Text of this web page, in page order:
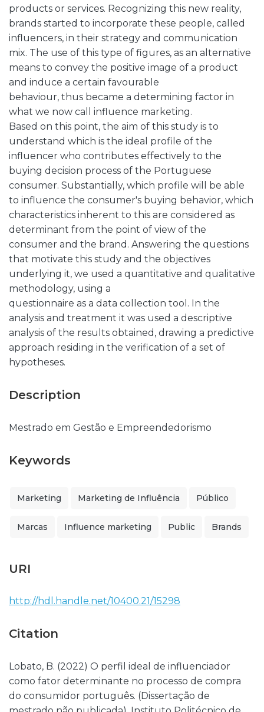
products or services. Recognizing this new reality,
brands started to incorporate these people, called
influencers, in their strategy and communication
mix. The use of this type of figures, as an alternative
means to convey the positive image of a product
and induce a certain favourable
behaviour, thus became a determining factor in
what we now call influence marketing.
Based on this point, the aim of this study is to
understand which is the ideal profile of the
influencer who contributes effectively to the
buying decision process of the Portuguese
consumer. Substantially, which profile will be able
to influence the consumer's buying behavior, which
characteristics inherent to this are considered as
determinant from the point of view of the
consumer and the brand. Answering the questions
that motivate this study and the objectives
underlying it, we used a quantitative and qualitative
methodology, using a
questionnaire as a data collection tool. In the
analysis and treatment it was used a descriptive
analysis of the results obtained, drawing a predictive
approach residing in the verification of a set of
hypotheses.
Description
Mestrado em Gestão e Empreendedorismo
Keywords
Marketing Marketing de Influência Público
Marcas Influence marketing Public Brands
URI
http://hdl.handle.net/10400.21/15298
Citation
Lobato, B. (2022) O perfil ideal de influenciador
como fator determinante no processo de compra
do consumidor português. (Dissertação de